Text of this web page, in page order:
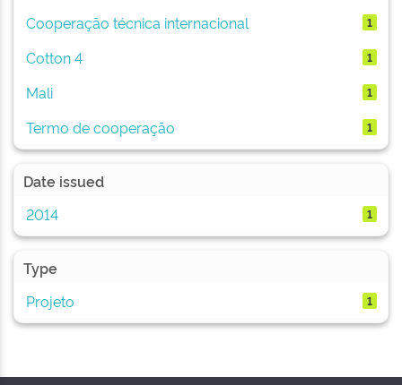
Cooperação técnica internacional 1
Cotton 4 1
Mali 1
Termo de cooperação 1
Date issued
2014
1
Type
Projeto
1